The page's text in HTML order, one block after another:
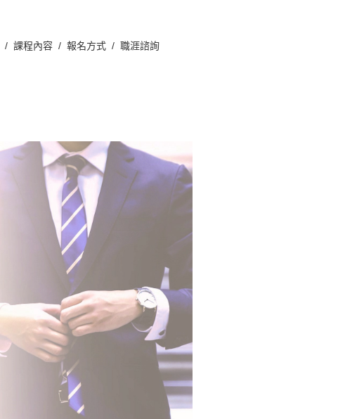
/ 課程內容 / 報名方式 / 職涯諮詢